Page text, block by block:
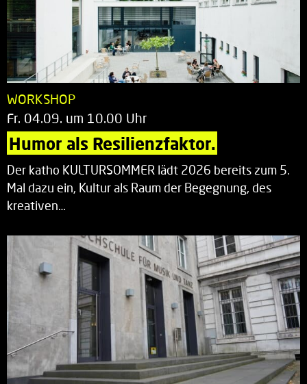
WORKSHOP
Fr. 04.09. um 10.00 Uhr
Humor als Resilienzfaktor.
Der katho KULTURSOMMER lädt 2026 bereits zum 5.
Mal dazu ein, Kultur als Raum der Begegnung, des
kreativen…